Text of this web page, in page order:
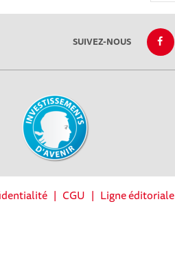
SUIVEZ-NOUS
| CGU | Ligne éditoriale